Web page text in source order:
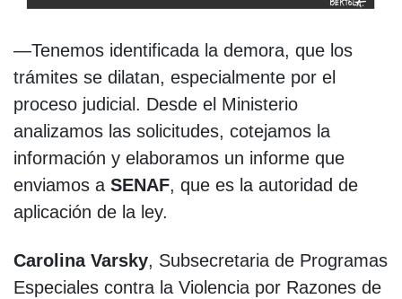
—Tenemos identificada la demora, que los
trámites se dilatan, especialmente por el
proceso judicial. Desde el Ministerio
analizamos las solicitudes, cotejamos la
información y elaboramos un informe que
enviamos a SENAF, que es la autoridad de
aplicación de la ley.
Carolina Varsky, Subsecretaria de Programas
Especiales contra la Violencia por Razones de